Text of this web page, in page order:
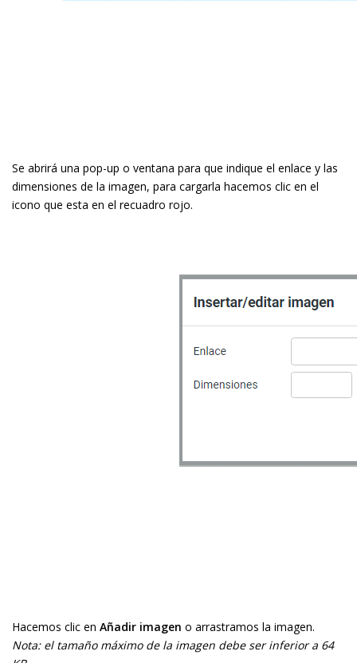
Se abrirá una pop-up o ventana para que indique el enlace y las
dimensiones de la imagen, para cargarla hacemos clic en el
icono que esta en el recuadro rojo.
Hacemos clic en Añadir imagen o arrastramos la imagen.
Nota: el tamaño máximo de la imagen debe ser inferior a 64